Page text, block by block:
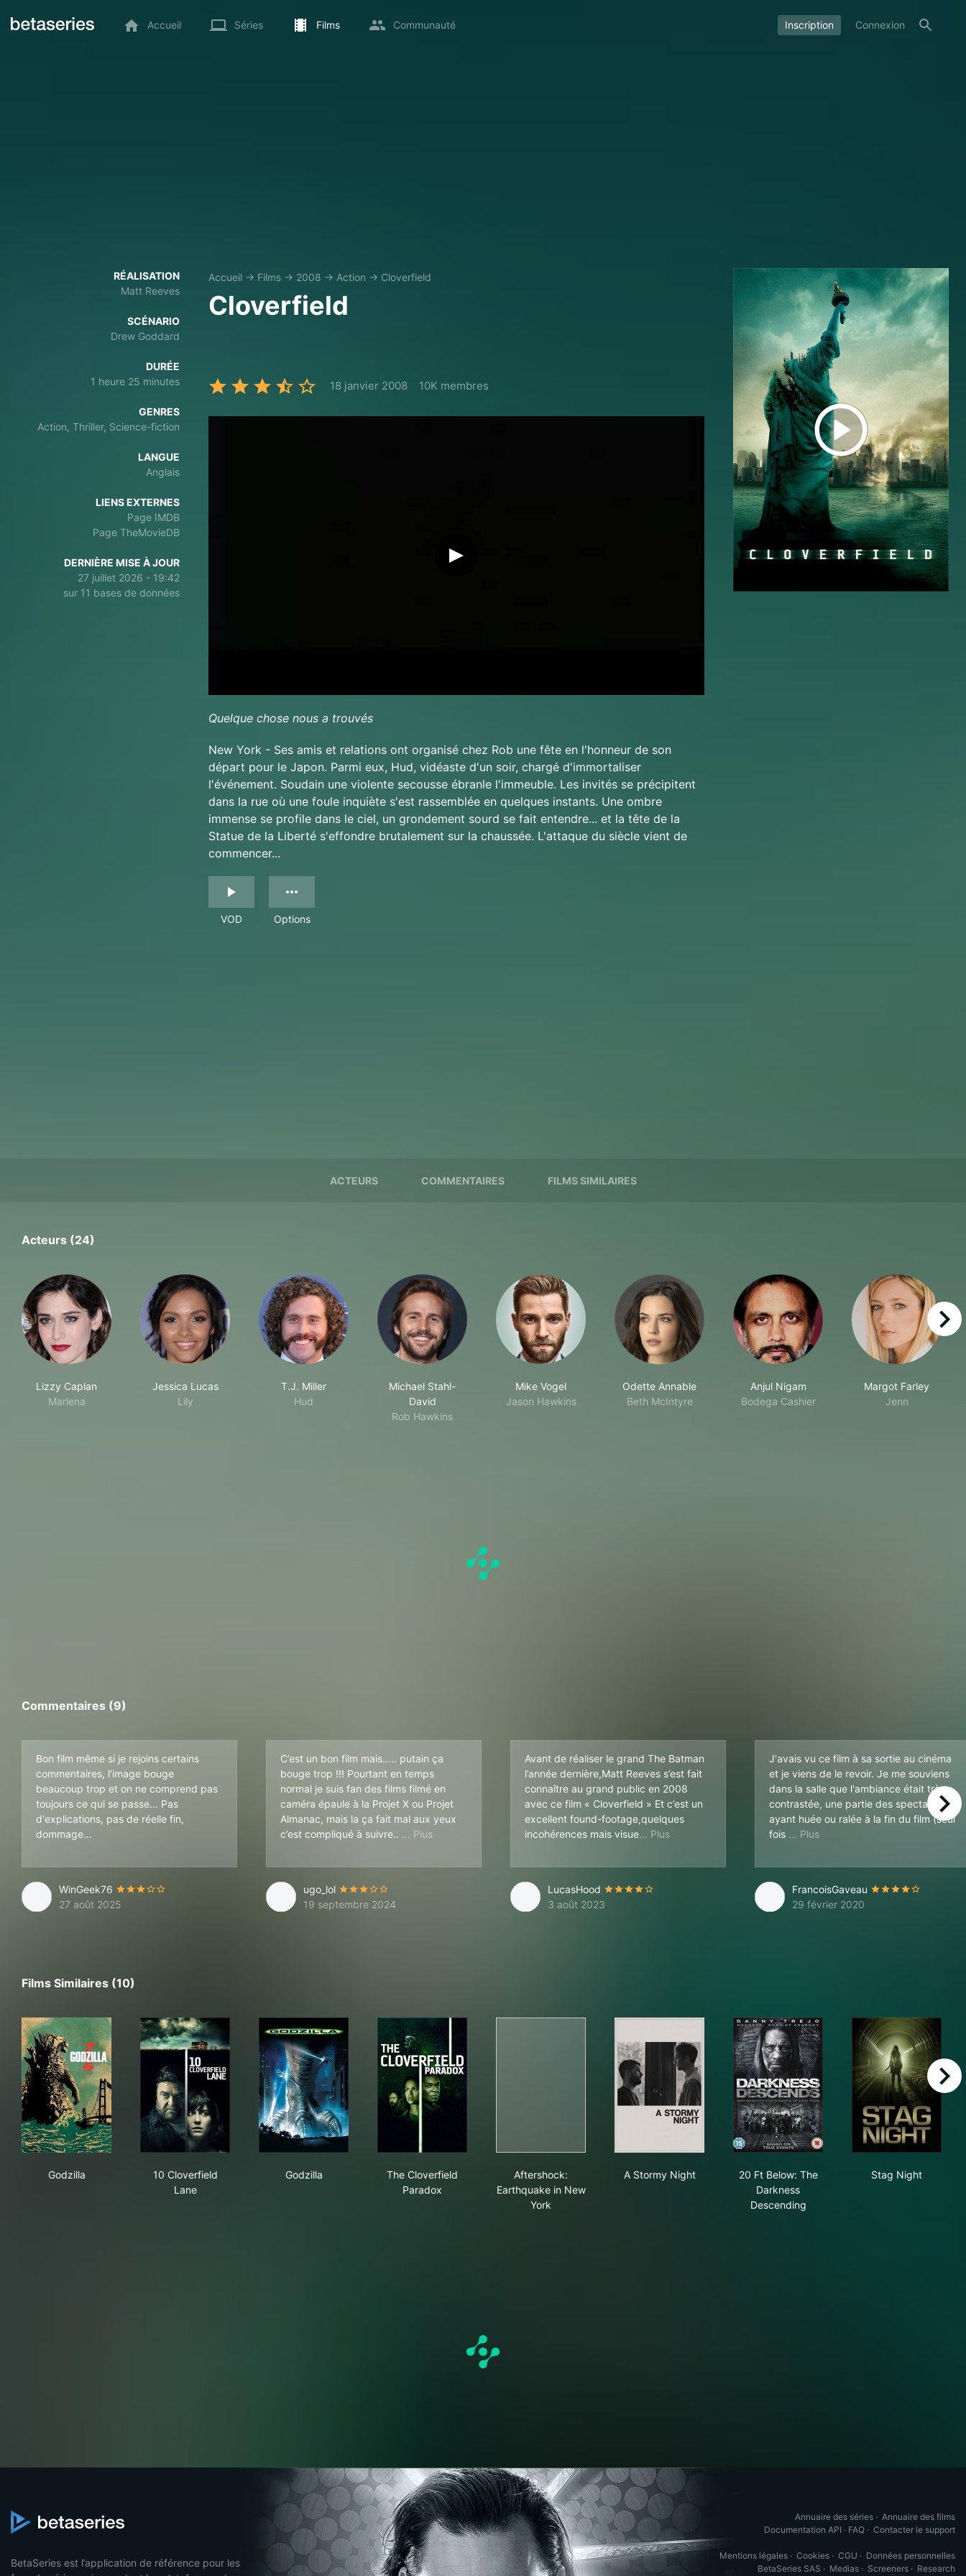
Accueil Séries Films Communauté Inscription Connexion
RÉALISATION
Matt Reeves
SCÉNARIO
Drew Goddard
DURÉE
1 heure 25 minutes
GENRES
Action, Thriller, Science-fiction
LANGUE
Anglais
LIENS EXTERNES
Page IMDB
Page TheMovieDB
DERNIÈRE MISE À JOUR
27 juillet 2026 - 19:42
sur 11 bases de données
Accueil → Films → 2008 → Action → Cloverfield
Cloverfield
18 janvier 2008 10K membres
Quelque chose nous a trouvés
New York - Ses amis et relations ont organisé chez Rob une fête en l'honneur de son
départ pour le Japon. Parmi eux, Hud, vidéaste d'un soir, chargé d'immortaliser
l'événement. Soudain une violente secousse ébranle l'immeuble. Les invités se précipitent
dans la rue où une foule inquiète s'est rassemblée en quelques instants. Une ombre
immense se profile dans le ciel, un grondement sourd se fait entendre... et la tête de la
Statue de la Liberté s'effondre brutalement sur la chaussée. L'attaque du siècle vient de
commencer...
VOD Options
ACTEURS COMMENTAIRES FILMS SIMILAIRES
Acteurs (24)
Lizzy Caplan
Marlena
Jessica Lucas
Lily
T.J. Miller
Hud
Michael Stahl-
David
Rob Hawkins
Mike Vogel
Jason Hawkins
Odette Annable
Beth McIntyre
Anjul Nigam
Bodega Cashier
Margot Farley
Jenn
right
Commentaires (9)
Bon film même si je rejoins certains
commentaires, l'image bouge
beaucoup trop et on ne comprend pas
toujours ce qui se passe... Pas
d'explications, pas de réelle fin,
dommage...
WinGeek76
27 août 2025
C’est un bon film mais….. putain ça
bouge trop !!! Pourtant en temps
normal je suis fan des films filmé en
caméra épaule à la Projet X ou Projet
Almanac, mais la ça fait mal aux yeux
c’est compliqué à suivre..
Alors oui l’ambiance est top, les effets sont beaux (et encore je trouve que le 1v1 cameraman et monstre a la
ugo_lol
19 septembre 2024
Avant de réaliser le grand The Batman
l’année dernière,Matt Reeves s’est fait
connaître au grand public en 2008
avec ce film « Cloverfield » Et c’est un
excellent found-footage,quelques
incohérences mais visue
llement et techniquement,c’est bluffant ( ça a pas trop vieillit )
LucasHood
3 août 2023
J'avais vu ce film à sa sortie au cinéma
et je viens de le revoir. Je me souviens
dans la salle que l'ambiance était très
contrastée, une partie des spectateurs
ayant huée ou ralée à la fin du film (seul
fois
que j'ai vu cela en salle). Pour
FrancoisGaveau
29 février 2020
right
Films Similaires (10)
Godzilla
10 Cloverfield
Lane
Godzilla
The Cloverfield
Paradox
Aftershock:
Earthquake in New
York
A Stormy Night
20 Ft Below: The
Darkness
Descending
Stag Night
right
BetaSeries est l’application de référence pour les
Annuaire des séries · Annuaire des films
Documentation API · FAQ · Contacter le support
Mentions légales · Cookies · CGU · Données personnelles
BetaSeries SAS · Medias · Screeners · Research